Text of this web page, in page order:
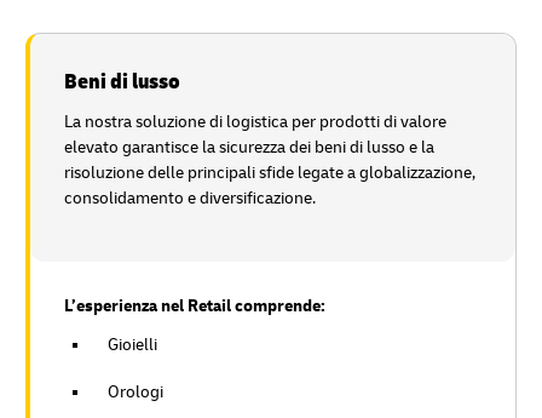
Beni di lusso
La nostra soluzione di logistica per prodotti di valore
elevato garantisce la sicurezza dei beni di lusso e la
risoluzione delle principali sfide legate a globalizzazione,
consolidamento e diversificazione.
L’esperienza nel Retail comprende:
Gioielli
Orologi